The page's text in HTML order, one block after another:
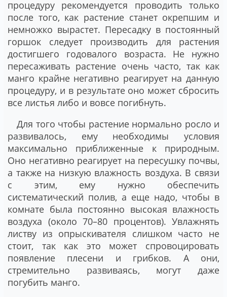
процедуру рекомендуется проводить только
после того, как растение станет окрепшим и
немножко вырастет. Пересадку в постоянный
горшок следует производить для растения
достигшего годовалого возраста. Не нужно
пересаживать растение очень часто, так как
манго крайне негативно реагирует на данную
процедуру, и в результате оно может сбросить
все листья либо и вовсе погибнуть.
Для того чтобы растение нормально росло и
развивалось, ему необходимы условия
максимально приближенные к природным.
Оно негативно реагирует на пересушку почвы,
а также на низкую влажность воздуха. В связи
с этим, ему нужно обеспечить
систематический полив, а еще надо, чтобы в
комнате была постоянно высокая влажность
воздуха (около 70–80 процентов). Увлажнять
листву из опрыскивателя слишком часто не
стоит, так как это может спровоцировать
появление плесени и грибков. А они,
стремительно развиваясь, могут даже
погубить манго.